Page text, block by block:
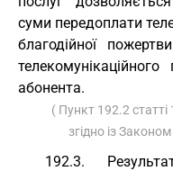
суми передоплати
благодійної
абонента.
( Пункт 192.2
згідно із Законом
192.3.